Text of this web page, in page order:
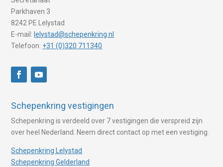
Parkhaven 3
8242 PE Lelystad
E-mail: lelystad@schepenkring.nl
Telefoon: +31 (0)320 711340
Schepenkring vestigingen
Schepenkring is verdeeld over 7 vestigingen die verspreid zijn
over heel Nederland. Neem direct contact op met een vestiging.
Schepenkring Lelystad
Schepenkring Gelderland